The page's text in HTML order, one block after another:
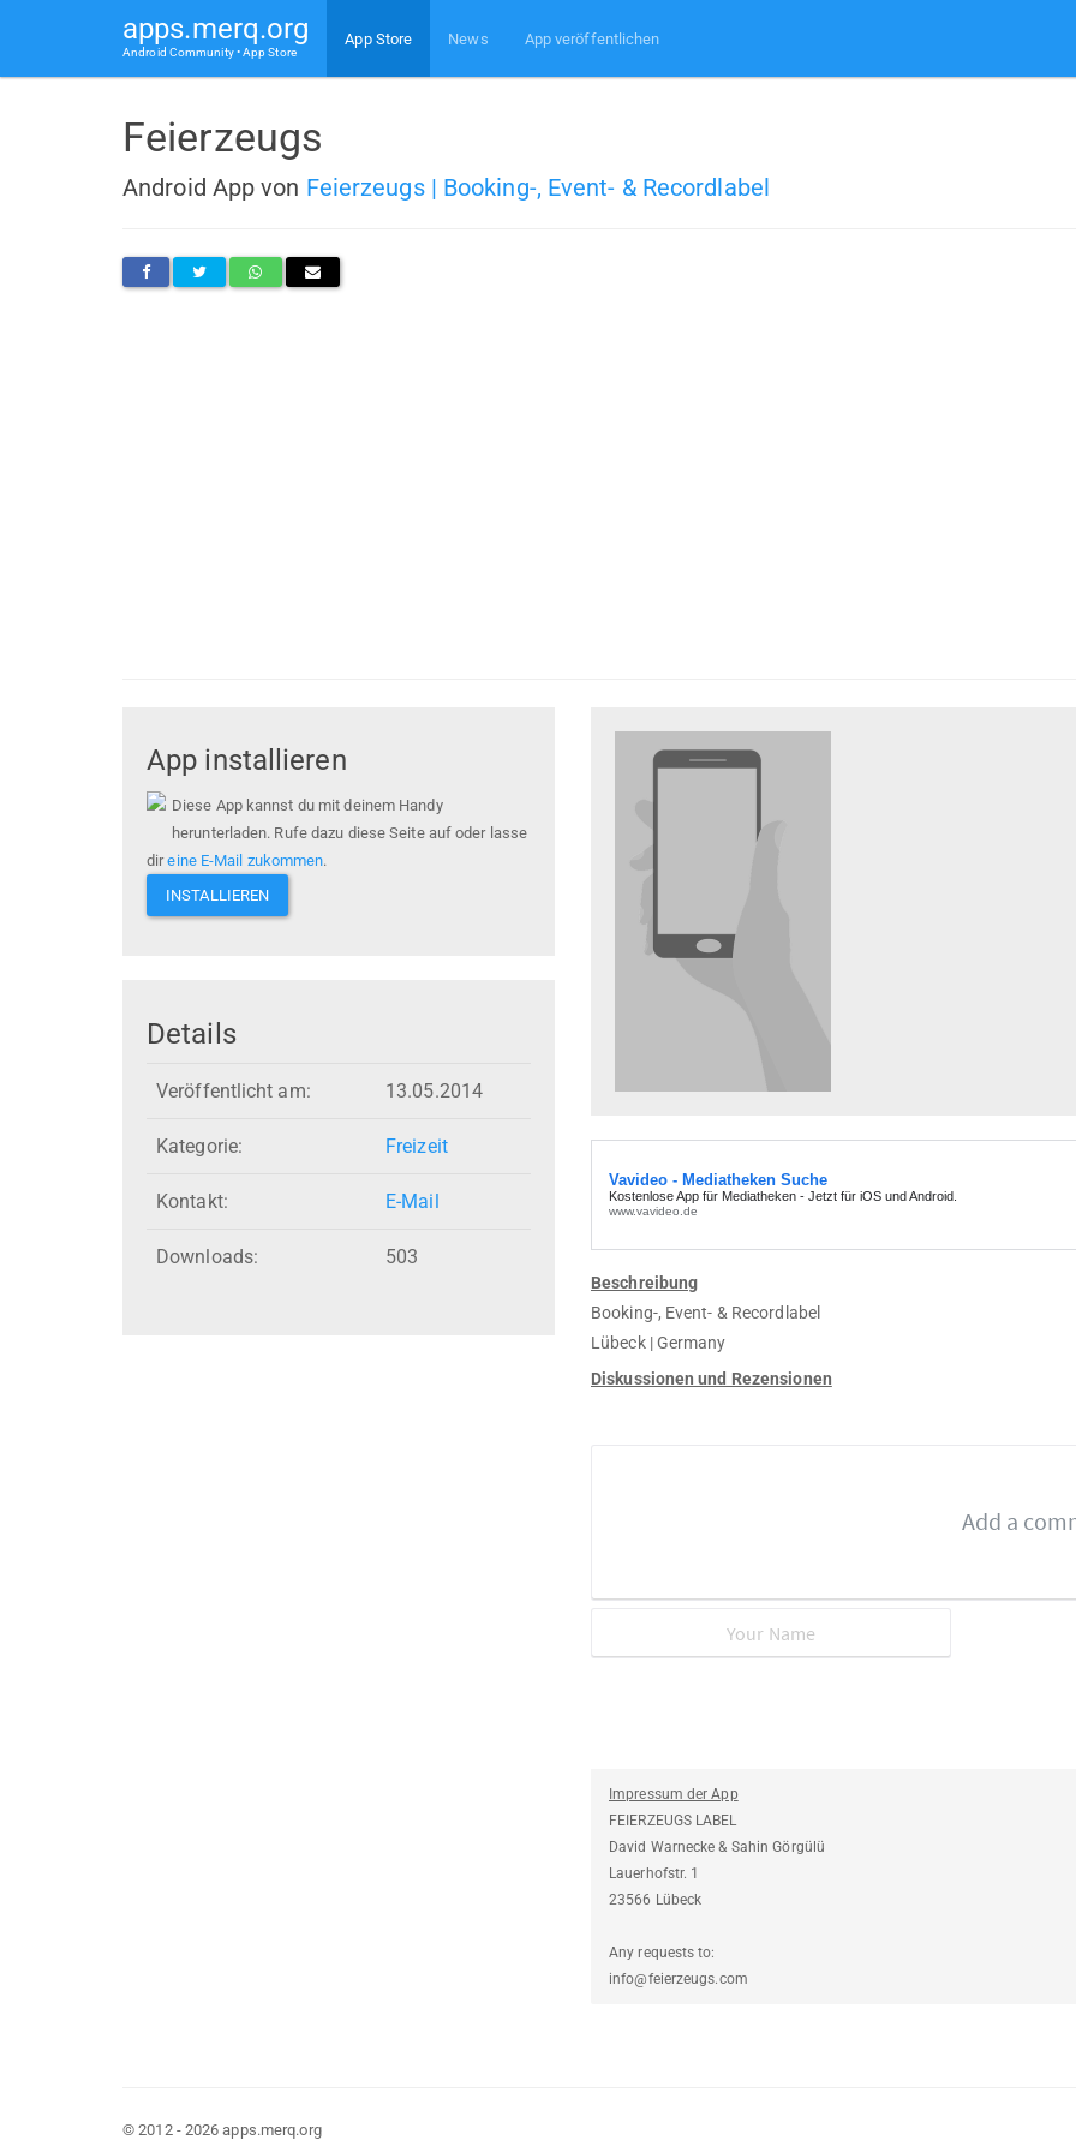
apps.merq.org
Android Community • App Store
App Store News App veröffentlichen
Feierzeugs
Android App von Feierzeugs | Booking-, Event- & Recordlabel
App installieren
Diese App kannst du mit deinem Handy
herunterladen. Rufe dazu diese Seite auf oder lasse
direine E-Mail zukommen.
INSTALLIEREN
Details
Veröffentlicht am: 13.05.2014
Kategorie: Freizeit
Kontakt: E-Mail
Downloads: 503
Beschreibung
Booking-, Event- & Recordlabel
Lübeck | Germany
Diskussionen und Rezensionen
Impressum der App
FEIERZEUGS LABEL
David Warnecke & Sahin Görgülü
Lauerhofstr. 1
23566 Lübeck
Any requests to:
info@feierzeugs.com
© 2012 - 2026 apps.merq.org